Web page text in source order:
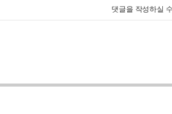
댓글을 작성하실